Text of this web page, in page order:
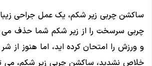
ساکشن چربی زیر شکم، یک عمل جراحی
چربی سرسخت را از زیر شکم شما حذف می
و ورزش را امتحان کرده اید، اما هنوز از
خلاص نشدید، ساکشن چربی زیر شکم، می